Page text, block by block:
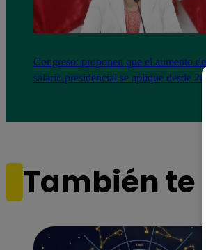
Congreso: proponen que el aumento
salario presidencial se aplique desde
También te